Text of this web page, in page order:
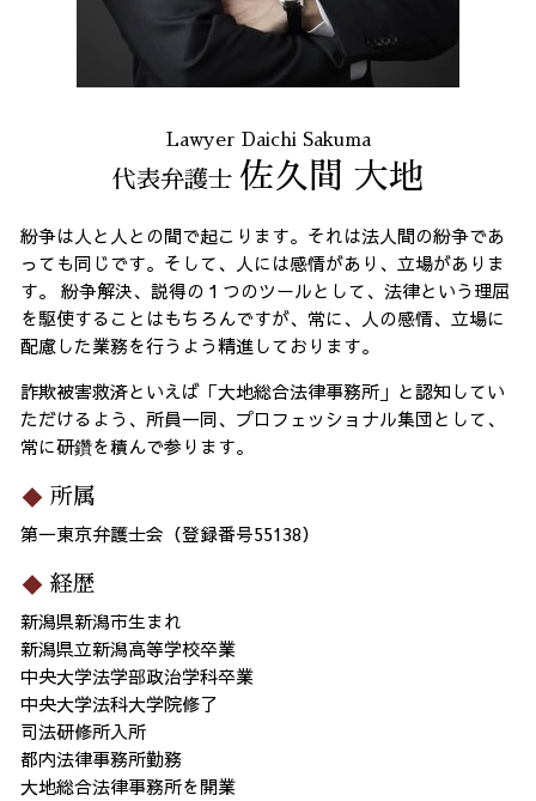
Lawyer Daichi Sakuma
代表弁護士 佐久間 大地
紛争は人と人との間で起こります。それは法人間の紛争であ
っても同じです。そして、人には感情があり、立場がありま
す。 紛争解決、説得の１つのツールとして、法律という理屈
を駆使することはもちろんですが、常に、人の感情、立場に
配慮した業務を行うよう精進しております。
詐欺被害救済といえば「大地総合法律事務所」と認知してい
ただけるよう、所員一同、プロフェッショナル集団として、
常に研鑽を積んで参ります。
所属
第一東京弁護士会（登録番号55138）
経歴
新潟県新潟市生まれ
新潟県立新潟高等学校卒業
中央大学法学部政治学科卒業
中央大学法科大学院修了
司法研修所入所
都内法律事務所勤務
大地総合法律事務所を開業